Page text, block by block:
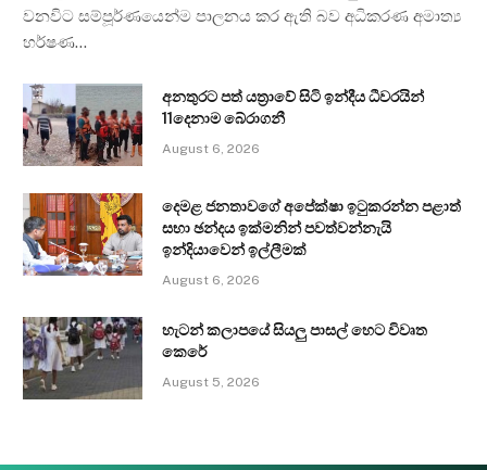
වනවිට සම්පූර්ණයෙන්ම පාලනය කර ඇති බව අධිකරණ අමාත්‍ය
හර්ෂණ…
අනතුරට පත් යත්‍රාවේ සිටි ඉන්දීය ධීවරයින්
11දෙනාම බේරාගනී
August 6, 2026
දෙමළ ජනතාවගේ අපේක්ෂා ඉටුකරන්න පළාත්
සභා ඡන්දය ඉක්මනින් පවත්වන්නැයි
ඉන්දියාවෙන් ඉල්ලීමක්
August 6, 2026
හැටන් කලාපයේ සියලු පාසල් හෙට විවෘත
කෙරේ
August 5, 2026